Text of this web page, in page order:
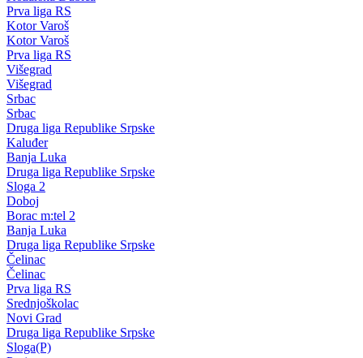
Prva liga RS
Kotor Varoš
Kotor Varoš
Prva liga RS
Višegrad
Višegrad
Srbac
Srbac
Druga liga Republike Srpske
Kaluđer
Banja Luka
Druga liga Republike Srpske
Sloga 2
Doboj
Borac m:tel 2
Banja Luka
Druga liga Republike Srpske
Čelinac
Čelinac
Prva liga RS
Srednjoškolac
Novi Grad
Druga liga Republike Srpske
Sloga(P)